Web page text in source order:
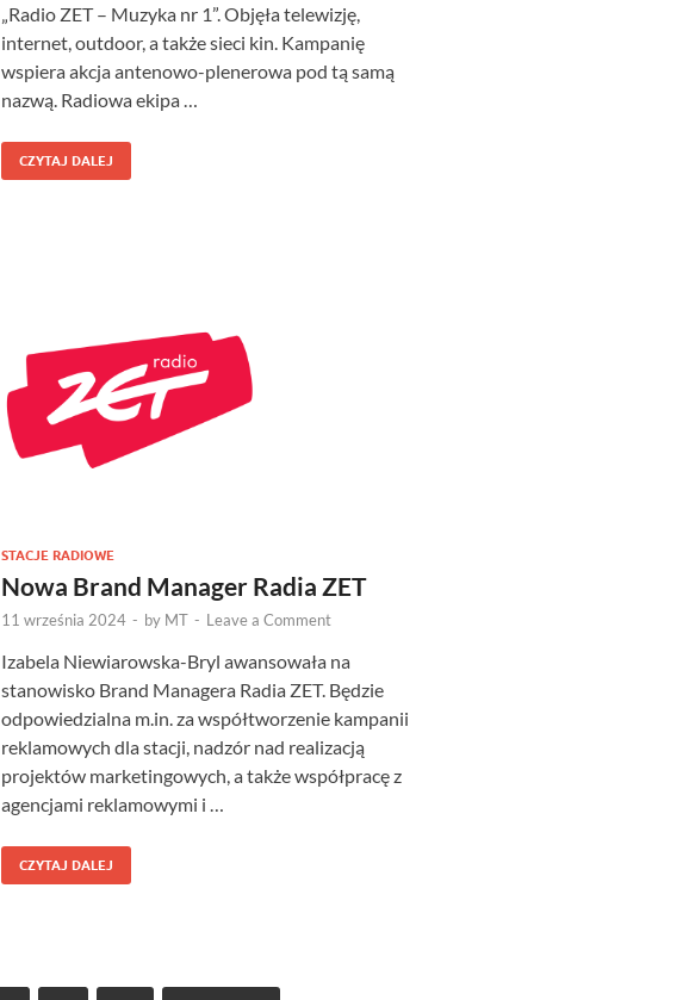
„Radio ZET – Muzyka nr 1”. Objęła telewizję,
internet, outdoor, a także sieci kin. Kampanię
wspiera akcja antenowo-plenerowa pod tą samą
nazwą. Radiowa ekipa …
CZYTAJ DALEJ
STACJE RADIOWE
Nowa Brand Manager Radia ZET
11 września 2024 - by MT - Leave a Comment
Izabela Niewiarowska-Bryl awansowała na
stanowisko Brand Managera Radia ZET. Będzie
odpowiedzialna m.in. za współtworzenie kampanii
reklamowych dla stacji, nadzór nad realizacją
projektów marketingowych, a także współpracę z
agencjami reklamowymi i …
CZYTAJ DALEJ